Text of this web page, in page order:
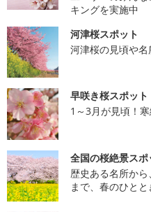
キングを実施中
河津桜スポット
河津桜の見頃や名
早咲き桜スポット
1～3月が見頃！
全国の桜絶景ス
歴史ある名所か
まで、春のひと